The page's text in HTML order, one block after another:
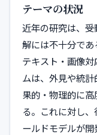
テーマの状況
近年の研究は、
解には不十分で
テキスト・画像
ムは、外見や統
果的・物理的に
る。これに対し
ールドモデルが